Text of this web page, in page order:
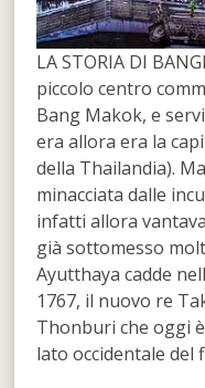
LA STORIA DI
piccolo centro
Bang Makok, e
era allora era la
della Thailandia).
minacciata dalle
infatti allora
già sottomesso
Ayutthaya cadde
1767, il nuovo re
Thonburi che oggi
lato occidentale del